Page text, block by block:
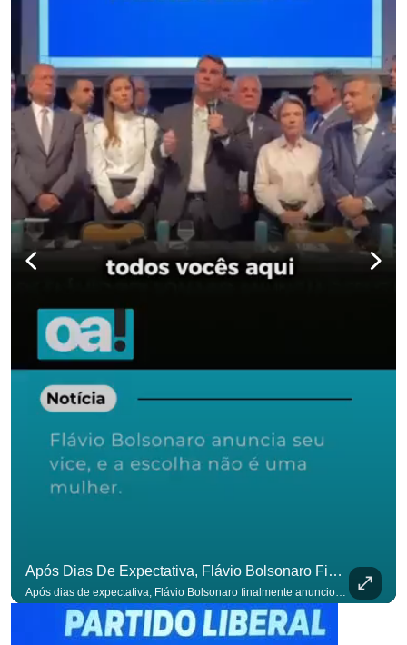
Após Dias De Expectativa, Flávio Bolsonaro Finalmente Anunciou Seu Vice. #OAntagonista